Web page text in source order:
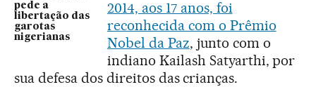
pede a
libertação das
garotas
nigerianas
2014, aos 17 anos, foi
reconhecida com o Prêmio
Nobel da Paz, junto com o
indiano Kailash Satyarthi, por
sua defesa dos direitos das crianças.